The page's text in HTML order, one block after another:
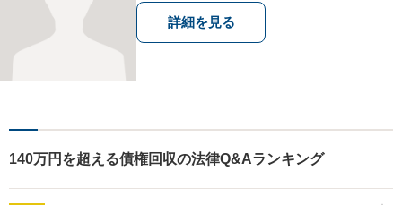
詳細を見る
140万円を超える債権回収の法律Q&Aランキング